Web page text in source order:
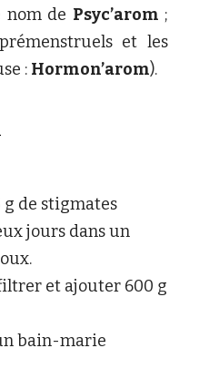
nom de Psyc’arom ;
et les
: Hormon’arom).
g de stigmates
jours dans un
et ajouter 600 g
bain-marie